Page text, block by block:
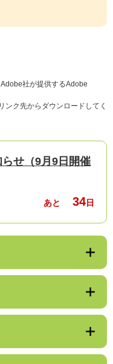
社が提供するAdobe
ク先からダウンロードしてく
せ（9月9日開催
あと 34日